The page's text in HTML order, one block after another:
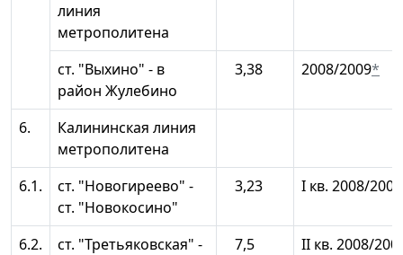
линия
метрополитена
ст. "Выхино" - в
район Жулебино
3,38 2008/2009*
6.
Калининская линия
метрополитена
6.1.
ст. "Новогиреево" -
ст. "Новокосино"
3,23 I кв. 2008/2009
6.2.
ст. "Третьяковская" -
7,5 II кв. 2008/